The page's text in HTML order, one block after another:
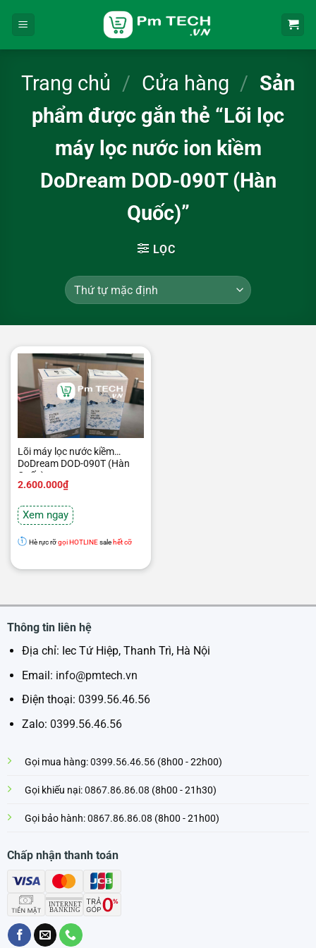
Trang chủ / Cửa hàng / Sản
phẩm được gắn thẻ “Lõi lọc
máy lọc nước ion kiềm
DoDream DOD-090T (Hàn
Quốc)”
LỌC
Lõi máy lọc nước kiềm
DoDream DOD-090T (Hàn
Quốc)
2.600.000₫
Xem ngay
Hè rực rỡgọi HOTLINEsale hết cỡ
Thông tin liên hệ
Địa chỉ: Iec Tứ Hiệp, Thanh Trì, Hà Nội
Email: info@pmtech.vn
Điện thoại: 0399.56.46.56
Zalo: 0399.56.46.56
Gọi mua hàng:0399.56.46.56(8h00 - 22h00)
Gọi khiếu nại:0867.86.86.08 (8h00 - 21h30)
Gọi bảo hành:0867.86.86.08 (8h00 - 21h00)
Chấp nhận thanh toán